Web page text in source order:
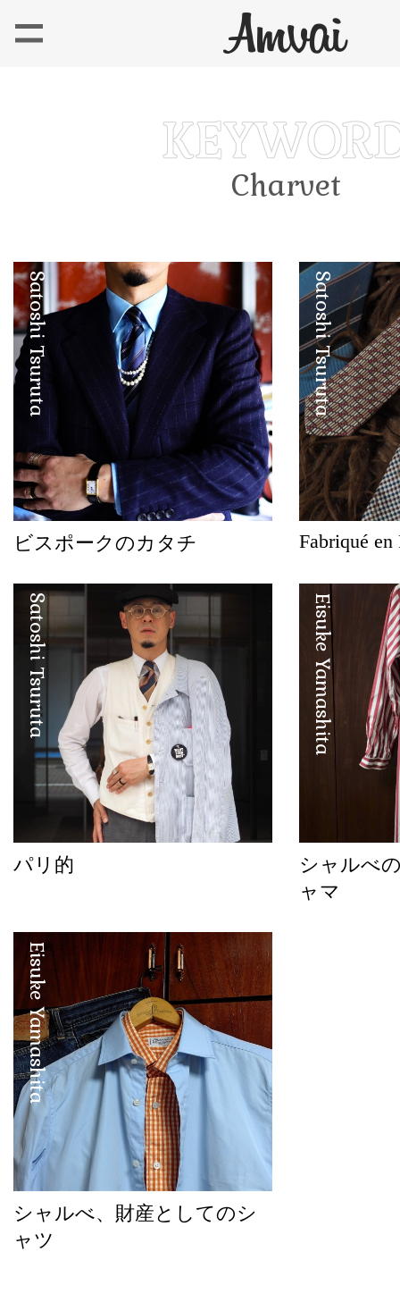
Charvet
Satoshi Tsuruta
ビスポークのカタチ
Satoshi Tsuruta
Fabriqué en
Satoshi Tsuruta
パリ的
Eisuke Yamashita
シャルべ
ャマ
Eisuke Yamashita
シャルべ、財産としてのシ
ャツ